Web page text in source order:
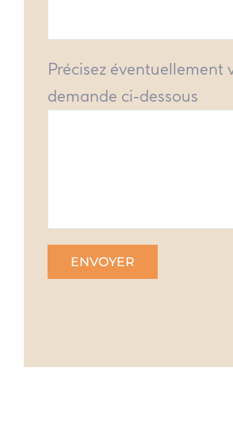
Précisez éventuellement
demande ci-dessous